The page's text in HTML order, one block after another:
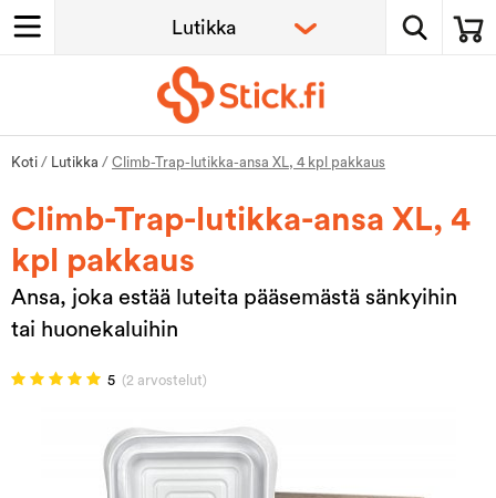
Koti / Lutikka / Climb-Trap-lutikka-ansa XL, 4 kpl pakkaus
Climb-Trap-lutikka-ansa XL, 4
kpl pakkaus
Ansa, joka estää luteita pääsemästä sänkyihin
tai huonekaluihin
5 (2 arvostelut)